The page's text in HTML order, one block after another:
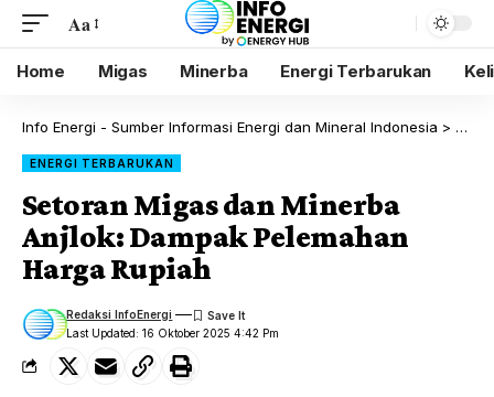
Aa
Home Migas Minerba Energi Terbarukan
Info Energi - Sumber Informasi Energi dan Mineral Indonesia > Blog
ENERGI TERBARUKAN
Setoran Migas dan Minerba
Anjlok: Dampak Pelemahan
Harga Rupiah
Last Updated: 16 Oktober 2025 4:42 Pm
Redaksi InfoEnergi